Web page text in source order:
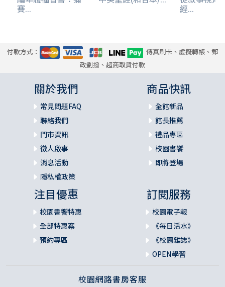
該有伴郎的，當他被發覺沒有人陪伴的時候，岳父的家人便
為他預備了30個非利士人作伴郎。「三十個人」是當時公眾
人通婚，所以無人作參孫的伴郎。
內，若能猜出意思告訴我，我就給你們三十件裡衣、三十套
衣裳（12）：古代中東一代，宴會中流行猜謎語。「裡衣」
是貼身的衣服，用細軟布料縫製，供人日夜穿著。「衣裳」
是穿在外面的禮服，質地上乘，通常是在隆重的節日（如婚
筵）才穿上，當日普通人家只能製備一套這樣的衣服（15我
到第七天，他們對參孫的妻說：妳誆哄妳丈夫，探出謎語的
意思告訴我們，免得我們用火燒妳和妳父家。你們請了我們
來，是要奪我們所有的嗎（15）：當代聖經譯為「到了第四
天，他們對參孫的妻子說：妳要哄妳的丈夫把謎底說出來，
不然，我們就用火燒掉妳和妳父親的家。你們邀請我們來，
難道是要叫我們傾家蕩產嗎？」「到第七天」正確應該是
「到了第四天」。
參孫回答說：連我父母我都沒有告訴，豈可告訴妳呢（1
賽... 經...
付款方式：
傳真刷卡、虛擬轉帳、郵
政劃撥、超商取貨付款
關於我們
常見問題FAQ
聯絡我們
門市資訊
徵人啟事
消息活動
隱私權政策
商品快訊
全館新品
館長推薦
禮品專區
校園書饗
即將登場
注目優惠
校園書饗特惠
全部特惠案
預約專區
訂閱服務
校園電子報
《每日活水》
《校園雜誌》
OPEN學習
校園網路書房客服